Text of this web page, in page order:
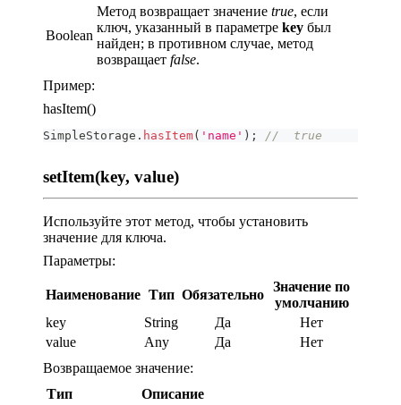
Boolean
Метод возвращает значение true, если
ключ, указанный в параметре key был
найден; в противном случае, метод
возвращает false.
Пример:
hasItem()
SimpleStorage . hasItem( 'name' ) ; //  true
setItem(key, value)
Используйте этот метод, чтобы установить
значение для ключа.
Параметры:
Наименование Тип Обязательно
Значение по
умолчанию
key
String Да
Нет
value
Any Да
Нет
Возвращаемое значение:
Тип
Описание